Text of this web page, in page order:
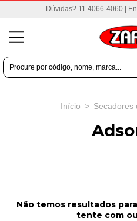
Dúvidas? 11 4066-4060 |
Início > Secadores
Não temos resultados
tente com